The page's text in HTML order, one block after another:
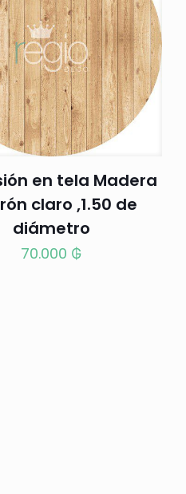
en tela Madera
claro ,1.50 de
diámetro
70.000 ₲